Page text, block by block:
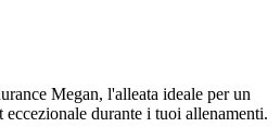
Megan, l'alleata ideale per un
durante i tuoi allenamenti.